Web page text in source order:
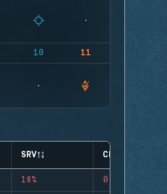
10 11
SRV CLUTCHES
18% 0